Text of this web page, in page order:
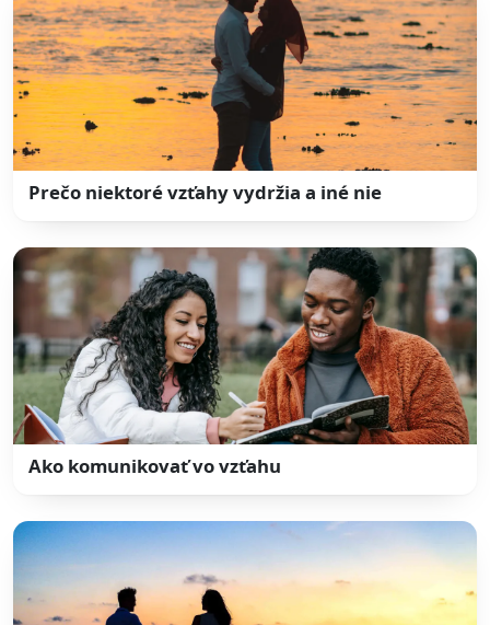
Prečo niektoré vzťahy vydržia a iné nie
Ako komunikovať vo vzťahu